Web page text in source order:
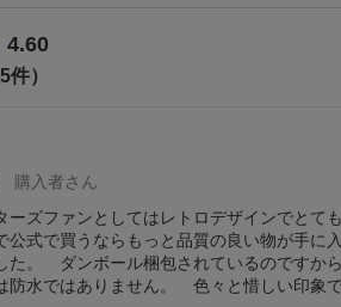
4.60
）
購入者さん
ーズファンとしてはレトロデザインでと
公式で買うならもっと品質の良い物が手
た。 ダンボール梱包されているのですか
防水ではありません。 色々と惜しい印象